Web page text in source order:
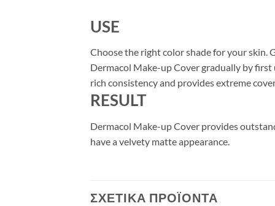
USE
Choose the right color shade for your skin.
Dermacol Make-up Cover gradually by first
rich consistency and provides extreme
RESULT
Dermacol Make-up Cover provides
have a velvety matte appearance.
ΣΧΕΤΙΚΆ ΠΡΟΪΌΝΤΑ